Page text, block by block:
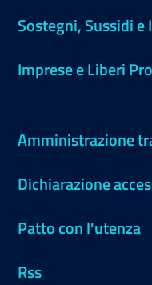
Sostegni, Sussidi
Imprese e Liberi
Amministrazione
Dichiarazione
Patto con l'utenza
Rss